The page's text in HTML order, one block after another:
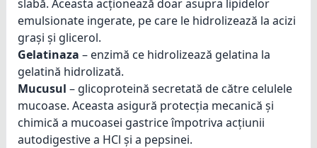
slabă. Aceasta acționează doar asupra lipidelor
emulsionate ingerate, pe care le hidrolizează la acizi
grași și glicerol.
Gelatinaza – enzimă ce hidrolizează gelatina la
gelatină hidrolizată.
Mucusul – glicoproteină secretată de către celulele
mucoase. Aceasta asigură protecția mecanică și
chimică a mucoasei gastrice împotriva acțiunii
autodigestive a HCl și a pepsinei.